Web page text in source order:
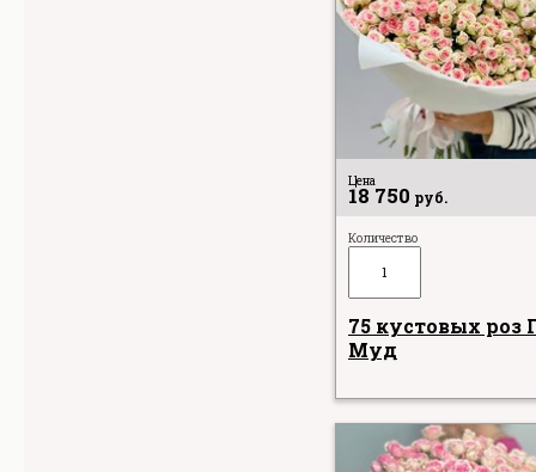
Цена
18 750 руб.
Количество
75 кустовых роз
Муд